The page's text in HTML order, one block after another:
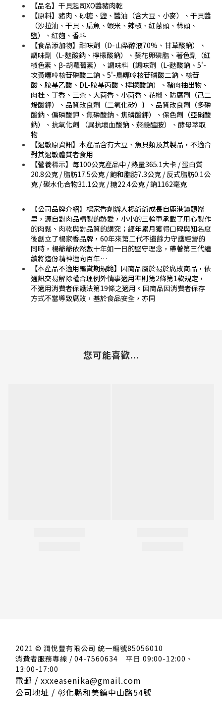
【品名】干貝起司XO醬豬肉乾
【原料】豬肉、砂糖、鹽、醬油（含大豆、小麥）、干貝醬
（沙拉油、干貝、扁魚、蝦米、辣椒、紅蔥頭、蒜頭、
鹽）、紅麴、香料
【食品添加物】甜味劑（D-山梨醇液70%、甘草酸鈉）、
調味劑（L-麩酸鈉、檸檬酸鈉）、葵花卵磷脂、著色劑（紅
椒色素、β-胡蘿蔔素）、調味料〔調味劑（L-麩酸鈉、5'-
次黃嘌呤核苷磷酸二鈉、5'-鳥嘌呤核苷磷酸二鈉、核苷
酸、胺基乙酸、DL-胺基丙酸、檸檬酸鈉）、豬肉抽出物、
肉桂、丁香、三柰、大茴香、小茴香、花椒、防腐劑（己二
烯酸鉀）、品質改良劑（二氧化矽）〕、品質改良劑（多磷
酸鈉、偏磷酸鉀、焦磷酸鈉、焦磷酸鉀）、保色劑（亞硝酸
鈉）、抗氧化劑 （異抗壞血酸鈉、菸鹼醯胺）、酵母萃取
物
【過敏原資訊】本產品含有大豆、魚貝類及其製品，不適合
對其過敏體質者食用
【營養標示】每100公克產品中 / 熱量365.1大卡 / 蛋白質
20.8公克 / 脂肪17.5公克 / 飽和脂肪7.3公克 / 反式脂肪0.1公
克 / 碳水化合物31.1公克 / 糖22.4公克 / 鈉1162毫克
【公司品牌介紹】楊家香創辦人楊爺爺成長自鹿港鎮頭崙
里，源自對肉品精製的熱愛，小小的三輪車承載了用心製作
的肉鬆、肉乾與對品質的講究；經年累月獲得口碑與知名度
後創立了楊家香品牌，60年來第二代不遺餘力守護經營的
同時，楊爺爺依然數十年如一日的堅守理念，帶著第三代繼
續將這份精神邁向百年…
【本產品不適用鑑賞期規範】因商品屬於易於腐敗商品，依
通訊交易解除權合理例外情事適用準則第2條第1款規定，
不適用消費者保護法第19條之適用。因商品因消費者保存
方式不當導致腐敗，基於食品安全，亦同
您可能喜歡...
2021 © 潤悅豐有限公司 統一編號85056010
消費者服務專線 / 04-7560634 平日 09:00-12:00、
13:00-17:00
電郵 / xxxeasenika@gmail.com
公司地址 / 彰化縣和美鎮中山路54號